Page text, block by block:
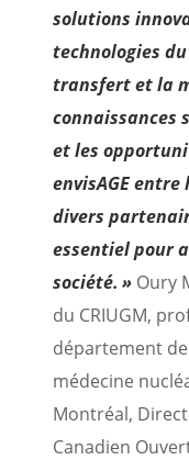
solutions
technologies
transfert et la
connaissances
et les
envisAGE
divers
essentiel pour
société. » Oury
du CRIUGM,
département
médecine
Montréal,
Canadien